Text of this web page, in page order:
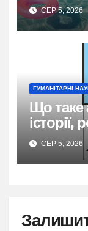
СЕР 5, 2026
ГУМАНІТАРНІ
Що таке
історії,
СЕР 5, 2026